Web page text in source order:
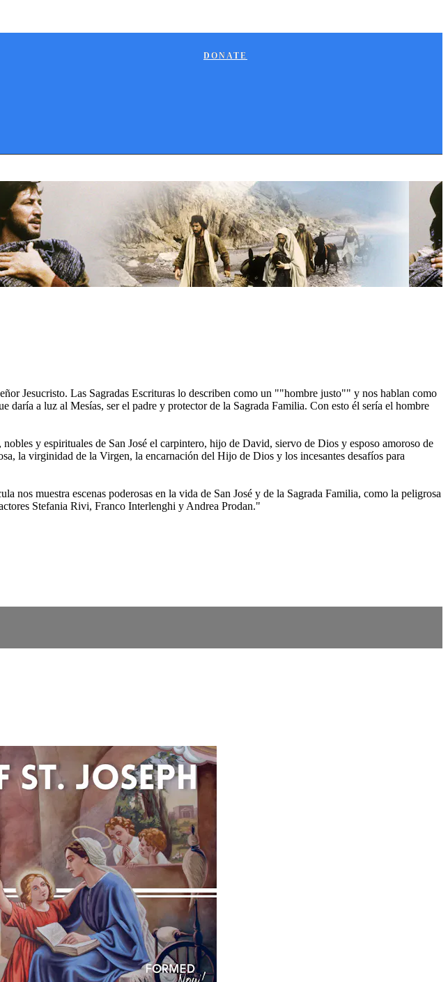
DONATE
Jesucristo. Las Sagradas Escrituras lo describen como un ""hombre justo"" y nos hablan como
daría a luz al Mesías, ser el padre y protector de la Sagrada Familia. Con esto él sería el hombre
y espirituales de San José el carpintero, hijo de David, siervo de Dios y esposo amoroso de
la virginidad de la Virgen, la encarnación del Hijo de Dios y los incesantes desafíos para
nos muestra escenas poderosas en la vida de San José y de la Sagrada Familia, como la peligrosa
Stefania Rivi, Franco Interlenghi y Andrea Prodan."